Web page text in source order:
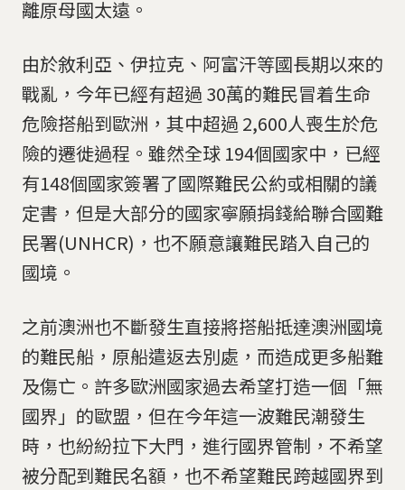
離原母國太遠。
由於敘利亞、伊拉克、阿富汗等國長期以來的
戰亂，今年已經有超過 30萬的難民冒着生命
危險搭船到歐洲，其中超過 2,600人喪生於危
險的遷徙過程。雖然全球 194個國家中，已經
有148個國家簽署了國際難民公約或相關的議
定書，但是大部分的國家寧願捐錢給聯合國難
民署(UNHCR)，也不願意讓難民踏入自己的
國境。
之前澳洲也不斷發生直接將搭船抵達澳洲國境
的難民船，原船遣返去別處，而造成更多船難
及傷亡。許多歐洲國家過去希望打造一個「無
國界」的歐盟，但在今年這一波難民潮發生
時，也紛紛拉下大門，進行國界管制，不希望
被分配到難民名額，也不希望難民跨越國界到